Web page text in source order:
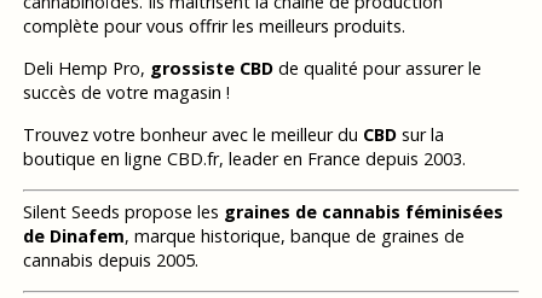
complète pour vous offrir les meilleurs produits.
Deli Hemp Pro, grossiste CBDde qualité pour assurer le
succès de votre magasin !
Trouvez votre bonheur avec le meilleur du CBDsur la
boutique en ligne CBD.fr, leader en France depuis 2003.
Silent Seeds propose les graines de cannabis féminisées
de Dinafem, marque historique, banque de graines de
cannabis depuis 2005.